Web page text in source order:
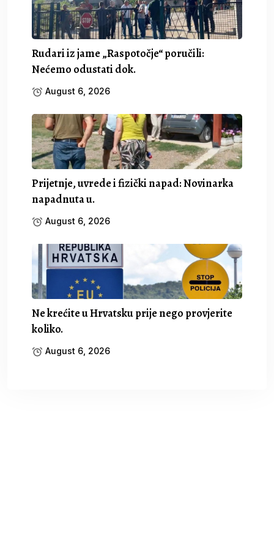
Rudari iz jame „Raspotočje“ poručili:
Nećemo odustati dok.
August 6, 2026
Prijetnje, uvrede i fizički napad: Novinarka
napadnuta u.
August 6, 2026
Ne krećite u Hrvatsku prije nego provjerite
koliko.
August 6, 2026